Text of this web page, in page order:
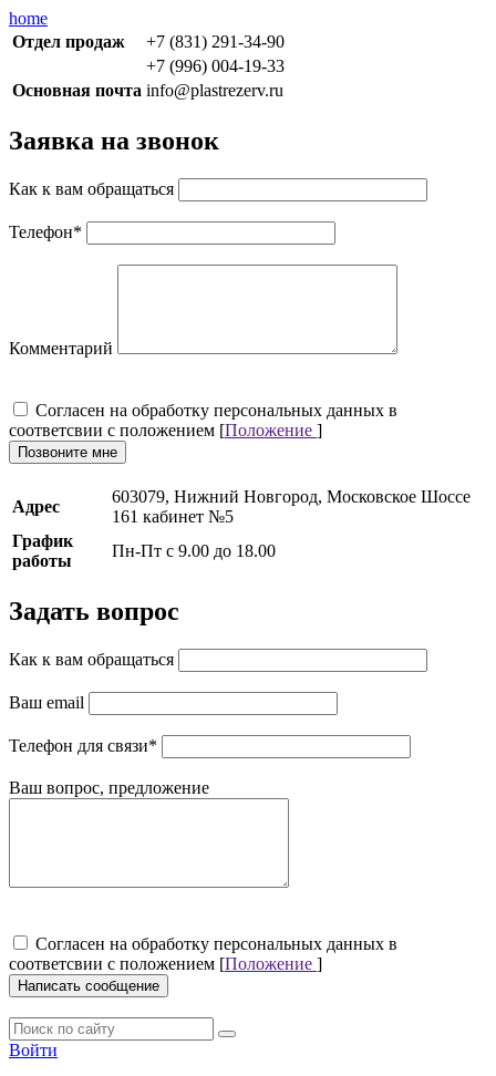
home
Отдел продаж
+7 (831) 291-34-90
+7 (996) 004-19-33
Основная почта info@plastrezerv.ru
Заявка на звонок
Как к вам обращаться
Телефон*
Комментарий
Cогласен на обработку персональных данных в
соответсвии с положением [Положение ]
Позвоните мне
Адрес
603079, Нижний Новгород, Московское Шоссе
161 кабинет №5
График
работы
Пн-Пт с 9.00 до 18.00
Задать вопрос
Как к вам обращаться
Ваш email
Телефон для связи*
Ваш вопрос, предложение
Cогласен на обработку персональных данных в
соответсвии с положением [Положение ]
Написать сообщение
Войти